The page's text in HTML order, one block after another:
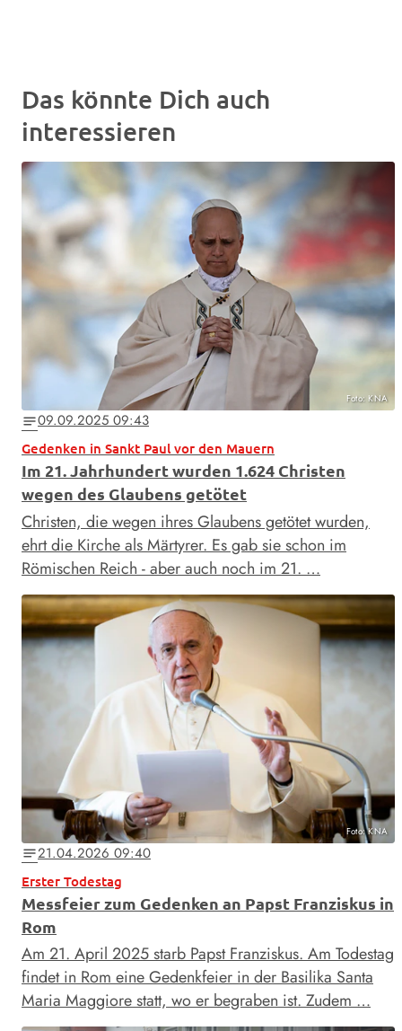
Das könnte Dich auch
interessieren
Foto: KNA
notes09.09.2025 09:43
Gedenken in Sankt Paul vor den Mauern
Im 21. Jahrhundert wurden 1.624 Christen
wegen des Glaubens getötet
Christen, die wegen ihres Glaubens getötet wurden,
ehrt die Kirche als Märtyrer. Es gab sie schon im
Römischen Reich - aber auch noch im 21. …
Foto: KNA
notes21.04.2026 09:40
Erster Todestag
Messfeier zum Gedenken an Papst Franziskus in
Rom
Am 21. April 2025 starb Papst Franziskus. Am Todestag
findet in Rom eine Gedenkfeier in der Basilika Santa
Maria Maggiore statt, wo er begraben ist. Zudem …